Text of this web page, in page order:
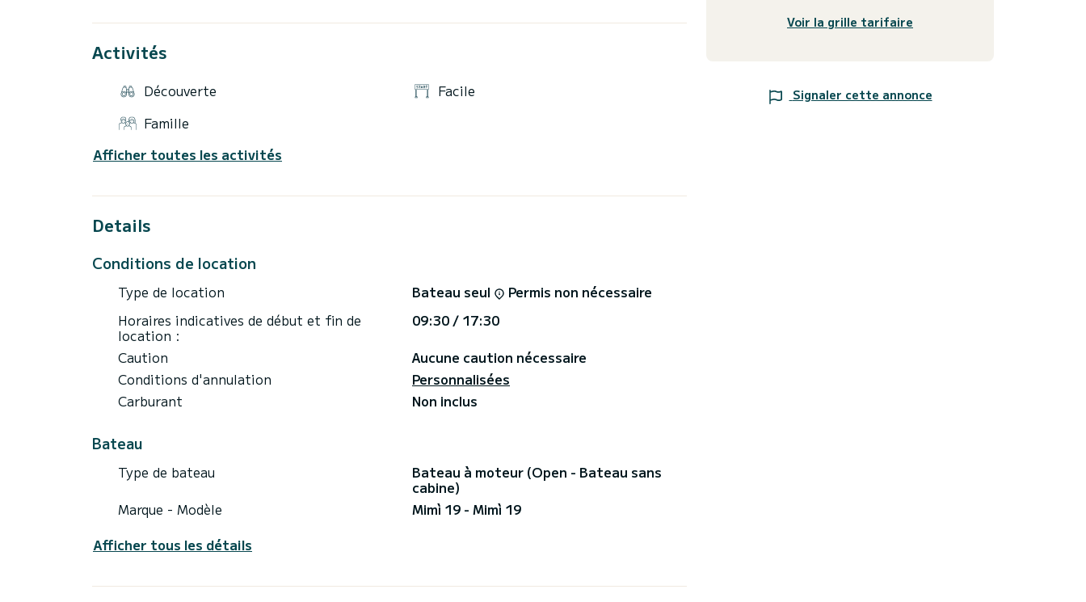
-Salerno-Positano
En supplément, vous trouvez le coût du carburant et éventuellement le skipper si vous
décidez de le choisir
-Gilets de sauvetage pour adultes et enfants
-1 extincteur
-1 klaxon
-1 écope
-1 gaffe
-1 ancre
-1 corde de 30 m
-1 kit sellerie et coussins
-1 kit Stéréo.
N'hésitez pas à nous contacter pour plus d'informations ou réservez ce magnifique bateau à
Activités
Découverte
Facile
Famille
Afficher toutes les activités
Details
Conditions de location
Type de location Bateau seul
Permis non nécessaire
Horaires indicatives de début et fin de
location :
09:30 / 17:30
Caution
Aucune caution nécessaire
Conditions d'annulation
Personnalisées
Carburant
Non inclus
Bateau
Type de bateau Bateau à moteur (Open - Bateau sans
cabine)
Marque - Modèle
Mimì 19 - Mimì 19
Afficher tous les détails
Voir la grille tarifaire
Signaler cette annonce